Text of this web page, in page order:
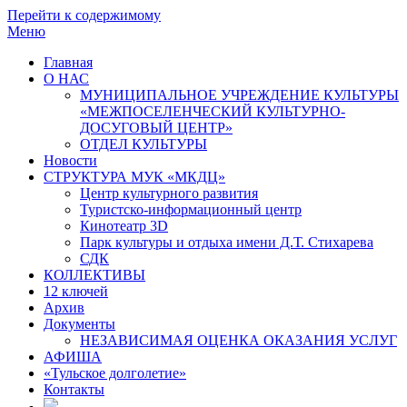
Перейти к содержимому
Меню
Главная
О НАС
МУНИЦИПАЛЬНОЕ УЧРЕЖДЕНИЕ КУЛЬТУРЫ
«МЕЖПОСЕЛЕНЧЕСКИЙ КУЛЬТУРНО-
ДОСУГОВЫЙ ЦЕНТР»
ОТДЕЛ КУЛЬТУРЫ
Новости
СТРУКТУРА МУК «МКДЦ»
Центр культурного развития
Туристско-информационный центр
Кинотеатр 3D
Парк культуры и отдыха имени Д.Т. Стихарева
СДК
КОЛЛЕКТИВЫ
12 ключей
Архив
Документы
НЕЗАВИСИМАЯ ОЦЕНКА ОКАЗАНИЯ УСЛУГ
АФИША
«Тульское долголетие»
Контакты